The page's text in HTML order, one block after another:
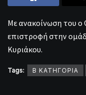
Με ανακοίνωση του
επιστροφή στην
Κυριάκου.
Tags: Β ΚΑΤΗΓΟΡΙΑ